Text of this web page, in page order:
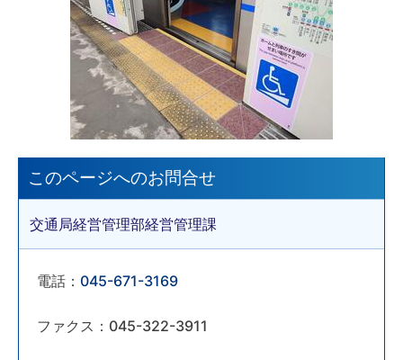
このページへのお問合せ
交通局経営管理部経営管理課
電話： 045-671-3169
ファクス：045-322-3911